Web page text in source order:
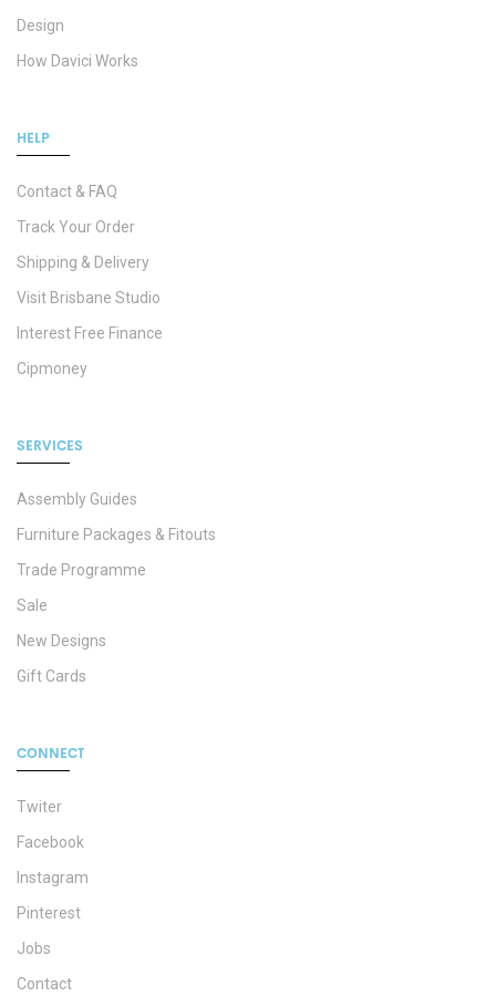
Design
How Davici Works
HELP
Contact & FAQ
Track Your Order
Shipping & Delivery
Visit Brisbane Studio
Interest Free Finance
Cipmoney
SERVICES
Assembly Guides
Furniture Packages & Fitouts
Trade Programme
Sale
New Designs
Gift Cards
CONNECT
Twiter
Facebook
Instagram
Pinterest
Jobs
Contact